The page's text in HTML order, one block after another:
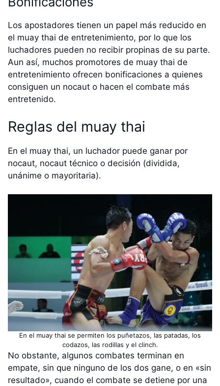
Los apostadores tienen un papel más reducido en
el muay thai de entretenimiento, por lo que los
luchadores pueden no recibir propinas de su parte.
Aun así, muchos promotores de muay thai de
entretenimiento ofrecen bonificaciones a quienes
consiguen un nocaut o hacen el combate más
entretenido.
Reglas del muay thai
En el muay thai, un luchador puede ganar por
nocaut, nocaut técnico o decisión (dividida,
unánime o mayoritaria).
En el muay thai se permiten los puñetazos, las patadas, los
codazos, las rodillas y el clinch.
No obstante, algunos combates terminan en
empate, sin que ninguno de los dos gane, o en «sin
resultado», cuando el combate se detiene por una